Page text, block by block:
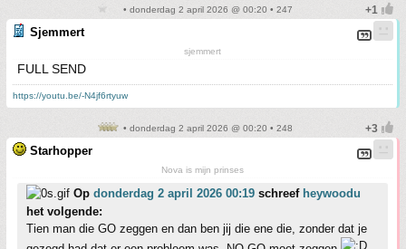
• donderdag 2 april 2026 @ 00:20 • 247
Sjemmert
sjemmert
FULL SEND
https://youtu.be/-N4jf6rtyuw
• donderdag 2 april 2026 @ 00:20 • 248
Starhopper
Nova is mijn prinses
Op donderdag 2 april 2026 00:19 schreef heywoodu
het volgende:
Tien man die GO zeggen en dan ben jij die ene die, zonder dat je